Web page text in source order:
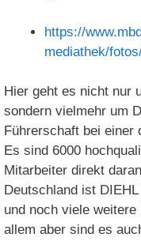
https://
mediathek/
Hier geht es nicht nur
sondern vielmehr um
Führerschaft bei einer
Es sind 6000
Mitarbeiter direkt
Deutschland ist
und noch viele
allem aber sind es